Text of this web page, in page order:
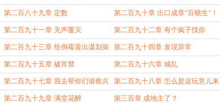
第二百八十九章 定数 第二百九十章 出口成章“百晓生”！
第二百九十一章 无声覆灭 第二百九十二章 有个疯子找你
第二百九十三章 给倒霉蛋出谋划策 第二百九十四章 发现异常
第二百九十五章 破宵禁 第二百九十六章 城乱
第二百九十七章 我去帮你们请救兵 第二百九十八章 怎么是这玩意儿来
救我？
第二百九十九章 满堂花醉 第三百章 成地主了？